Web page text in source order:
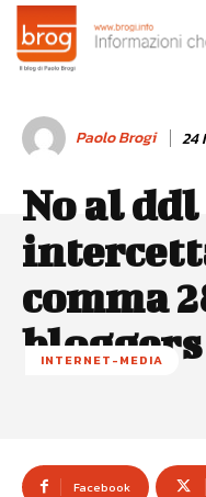
Paolo Brogi 24
No al
comma
bloggers
INTERNET-MEDIA
Facebook